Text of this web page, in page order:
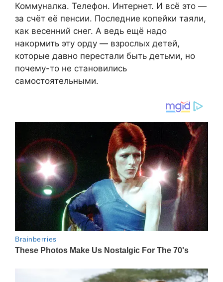
Коммуналка. Телефон. Интернет. И всё это —
за счёт её пенсии. Последние копейки таяли,
как весенний снег. А ведь ещё надо
накормить эту орду — взрослых детей,
которые давно перестали быть детьми, но
почему-то не становились
самостоятельными.